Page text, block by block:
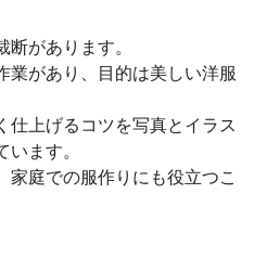
があります。
業があり、目的は美しい洋服
仕上げるコツを写真とイラス
います。
家庭での服作りにも役立つこ